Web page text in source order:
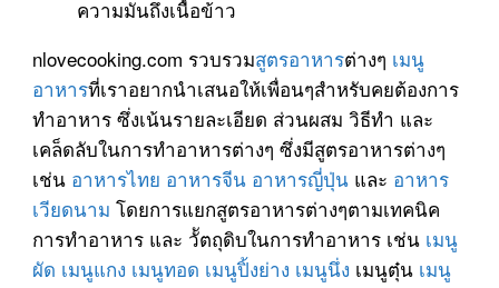
ความมันถึงเนื้อข้าว
nlovecooking.com รวบรวมสูตรอาหารต่างๆ เมนู
อาหารที่เราอยากนำเสนอให้เพื่อนๆสำหรับคยต้องการ
ทำอาหาร ซึ่งเน้นรายละเอียด ส่วนผสม วิธีทำ และ
เคล็ดลับในการทำอาหารต่างๆ ซึ่งมีสูตรอาหารต่างๆ
เช่น อาหารไทย อาหารจีน อาหารญี่ปุ่นและ อาหาร
เวียดนาม โดยการแยกสูตรอาหารต่างๆตามเทคนิค
การทำอาหาร และ วััตถุดิบในการทำอาหาร เช่น เมนู
ผัด เมนูแกง เมนูทอด เมนูปิ้งย่าง เมนูนึ่ง เมนูตุ๋น เมนู